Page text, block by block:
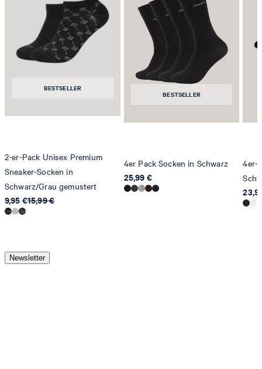
BESTSELLER
2-er-Pack Unisex Premium
Sneaker-Socken in
Schwarz/Grau gemustert
9,95 €15,99 €
BESTSELLER
4er Pack Socken in Schwarz
25,99 €
4er-
Newsletter